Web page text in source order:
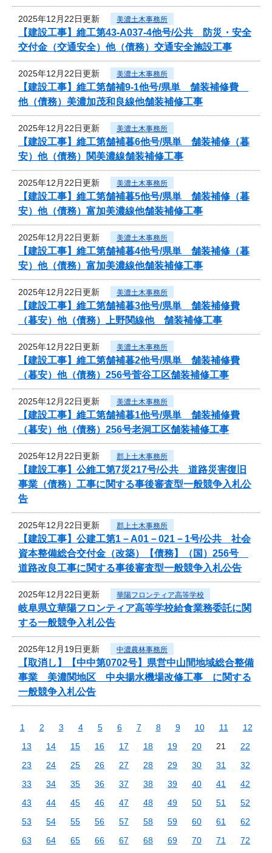
2025年12月22日更新 美濃土木事務所
【建設工事】維工第43-A037-4他号/公共 防災・安全
交付金（交通安全）他（債務）交通安全施設工事
2025年12月22日更新 美濃土木事務所
【建設工事】維工第舗補9-1他号/県単 舗装補修費
他（債務）美濃加茂和良線他舗装補修工事
2025年12月22日更新 美濃土木事務所
【建設工事】維工第舗補暮6他号/県単 舗装補修（暮
安）他（債務）関美濃線舗装補修工事
2025年12月22日更新 美濃土木事務所
【建設工事】維工第舗補暮5他号/県単 舗装補修（暮
安）他（債務）富加美濃線他舗装補修工事
2025年12月22日更新 美濃土木事務所
【建設工事】維工第舗補暮4他号/県単 舗装補修（暮
安）他（債務）富加美濃線他舗装補修工事
2025年12月22日更新 美濃土木事務所
【建設工事】維工第舗補暮3他号/県単 舗装補修費
（暮安）他（債務）上野関線他 舗装補修工事
2025年12月22日更新 美濃土木事務所
【建設工事】維工第舗補暮2他号/県単 舗装補修費
（暮安）他（債務）256号菅谷工区舗装補修工事
2025年12月22日更新 美濃土木事務所
【建設工事】維工第舗補暮1他号/県単 舗装補修費
（暮安）他（債務）256号老洞工区舗装補修工事
2025年12月22日更新 郡上土木事務所
【建設工事】公維工第7災217号/公共 道路災害復旧
事業（債務）工事に関する事後審査型一般競争入札公
告
2025年12月22日更新 郡上土木事務所
【建設工事】公建工第1－A01－021－1号/公共 社会
資本整備総合交付金（改築）【債務】（国）256号
道路改良工事に関する事後審査型一般競争入札公告
2025年12月22日更新 華陽フロンティア高等学校
岐阜県立華陽フロンティア高等学校給食業務委託に関
する一般競争入札公告
2025年12月19日更新 中濃農林事務所
【取消し】【中中第0702号】県営中山間地域総合整備
事業 美濃関地区 中央揚水機場改修工事 に関する
一般競争入札公告
1 2 3 4 5 6 7 8 9 10 11
12
13
14 15 16 17 18 19 20 21
22
23
24 25 26 27 28 29 30 31
32
33
34 35 36 37 38 39 40 41
42
43
44 45 46 47 48 49 50 51
52
53
54 55 56 57 58 59 60 61
62
63
64 65 66 67 68 69 70 71
72